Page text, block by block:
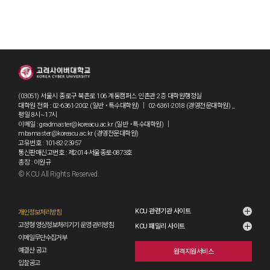
(03051) 서울시 종로구 북촌로 106 계동캠퍼스 인촌관 2층 대학원행정실
대학원 전화 : 02-6361-2002 (일반 ˙특수대학원) ｜ 02-6361-2018 (경영전문대학원) _
평일 8시~17시
이메일 : gradmaster@koreacu.ac.kr (일반 ˙특수대학원) ｜
mbamaster@koreacu.ac.kr (경영전문대학원)
고유번호 : 101-82-23957
통신판매신고번호 : 제2014-서울종로-0873호
총장 : 이원규
© KCU All Rights Reserved.
개인정보처리방침
고정형 영상정보처리기기 운영·관리방침
이메일무단수집거부
예결산 공고
입찰공고
KCU 관련기관 사이트
KCU 패밀리 사이트
원격지원서비스